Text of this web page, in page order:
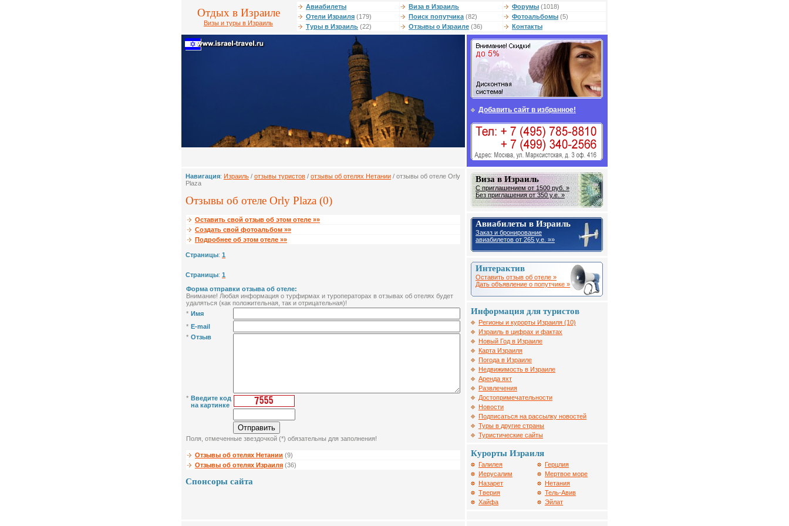
Отдых в Израиле
Визы и туры в Израиль
Авиабилеты Виза в Израиль Форумы (1018)
Отели Израиля (179) Поиск попутчика (82) Фотоальбомы (5)
Туры в Израиль (22) Отзывы о Израиле (36) Контакты
Добавить сайт в избранное!
Навигация: Израиль / отзывы туристов / отзывы об отелях Нетании / отзывы об отеле Orly
Plaza
Отзывы об отеле Orly Plaza (0)
Оставить свой отзыв об этом отеле »»
Создать свой фотоальбом »»
Подробнее об этом отеле »»
Страницы: 1
Страницы: 1
Форма отправки отзыва об отеле:
Внимание! Любая информация о турфирмах и туроператорах в отзывах об отелях будет
удаляться (как положительная, так и отрицательная)!
* Имя
* E-mail
* Отзыв
* Введите код
на картинке
Поля, отмеченные звездочкой (*) обязательны для заполнения!
Отзывы об отелях Нетании (9)
Отзывы об отелях Израиля (36)
Спонсоры сайта
Виза в Израиль
С приглашением от 1500 руб. »
Без приглашения от 350 у.е. »
Авиабилеты в Израиль
Заказ и бронирование
авиабилетов от 265 у.е. »»
Интерактив
Оставить отзыв об отеле »
Дать объявление о попутчике »
Информация для туристов
Регионы и курорты Израиля (10)
Израиль в цифрах и фактах
Новый Год в Израиле
Карта Израиля
Погода в Израиле
Недвижимость в Израиле
Аренда яхт
Развлечения
Достопримечательности
Новости
Подписаться на рассылку новостей
Туры в другие страны
Туристические сайты
Курорты Израиля
Галилея
Иерусалим
Назарет
Тверия
Хайфа
Герцлия
Мертвое море
Нетания
Тель-Авив
Эйлат